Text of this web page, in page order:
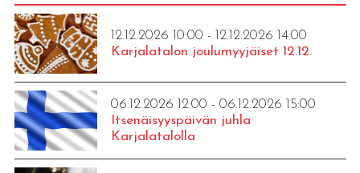
12.12.2026 10:00 - 12.12.2026 14:00
Karjalatalon joulumyyjäiset 12.12.
06.12.2026 12:00 - 06.12.2026 15:00
Itsenäisyyspäivän juhla
Karjalatalolla